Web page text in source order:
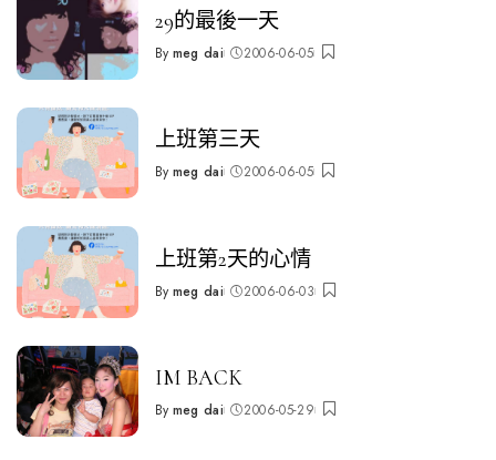
29的最後一天
Posted
By meg dai 2006-06-05
上班第三天
Posted
By meg dai 2006-06-05
上班第2天的心情
Posted
By meg dai 2006-06-03
IM BACK
Posted
By meg dai 2006-05-29